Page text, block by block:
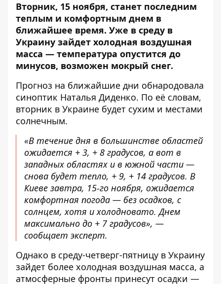
Вторник, 15 ноября, станет последним
теплым и комфортным днем ​​в
ближайшее время. Уже в среду в
Украину зайдет холодная воздушная
масса — температура опустится до
минусов, возможен мокрый снег.
Прогноз на ближайшие дни обнародовала
синоптик Наталья Диденко. По её словам,
вторник в Украине будет сухим и местами
солнечным.
«В течение дня в большинстве областей
ожидается + 3, + 8 градусов, а вот в
западных областях и в южной части —
снова будет тепло, + 9, + 14 градусов. В
Киеве завтра, 15-го ноября, ожидается
комфортная погода — без осадков, с
солнцем, хотя и холодновато. Днем
максимально до + 7 градусов», —
сообщает эксперт.
Однако в среду-четверг-пятницу в Украину
зайдет более холодная воздушная масса, а
атмосферные фронты принесут осадки —